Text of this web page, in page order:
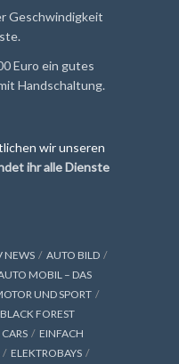
Geschwindigkeit
Euro ein gutes
Handschaltung.
wir unseren
ihr alle Dienste
NEWS
AUTO BILD
MOBIL – DAS
UND SPORT
BLACK FOREST
CARS
EINFACH
ELEKTROBAYS